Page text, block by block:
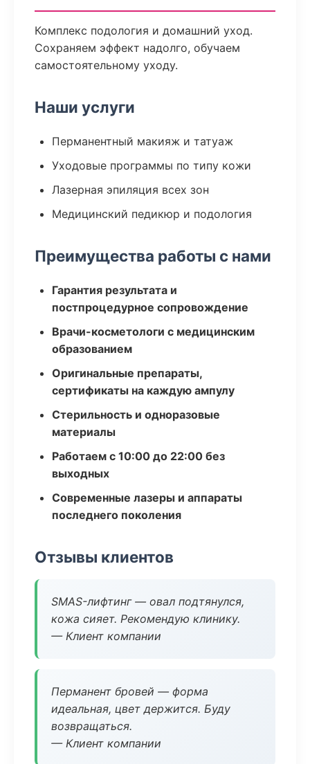
Комплекс подология и домашний уход.
Сохраняем эффект надолго, обучаем
самостоятельному уходу.
Наши услуги
Перманентный макияж и татуаж
Уходовые программы по типу кожи
Лазерная эпиляция всех зон
Медицинский педикюр и подология
Преимущества работы с нами
Гарантия результата и
постпроцедурное сопровождение
Врачи-косметологи с медицинским
образованием
Оригинальные препараты,
сертификаты на каждую ампулу
Стерильность и одноразовые
материалы
Работаем с 10:00 до 22:00 без
выходных
Современные лазеры и аппараты
последнего поколения
Отзывы клиентов
SMAS-лифтинг — овал подтянулся,
кожа сияет. Рекомендую клинику.
— Клиент компании
Перманент бровей — форма
идеальная, цвет держится. Буду
возвращаться.
— Клиент компании